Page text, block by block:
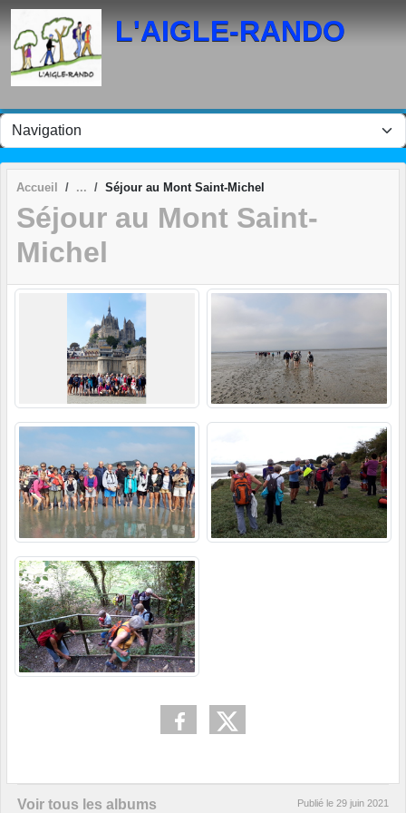
L'AIGLE-RANDO
Accueil Séjour au Mont Saint-Michel
Séjour au Mont Saint-
Michel
Voir tous les albums Publié le 29 juin 2021
Panneau de gestion des cookies